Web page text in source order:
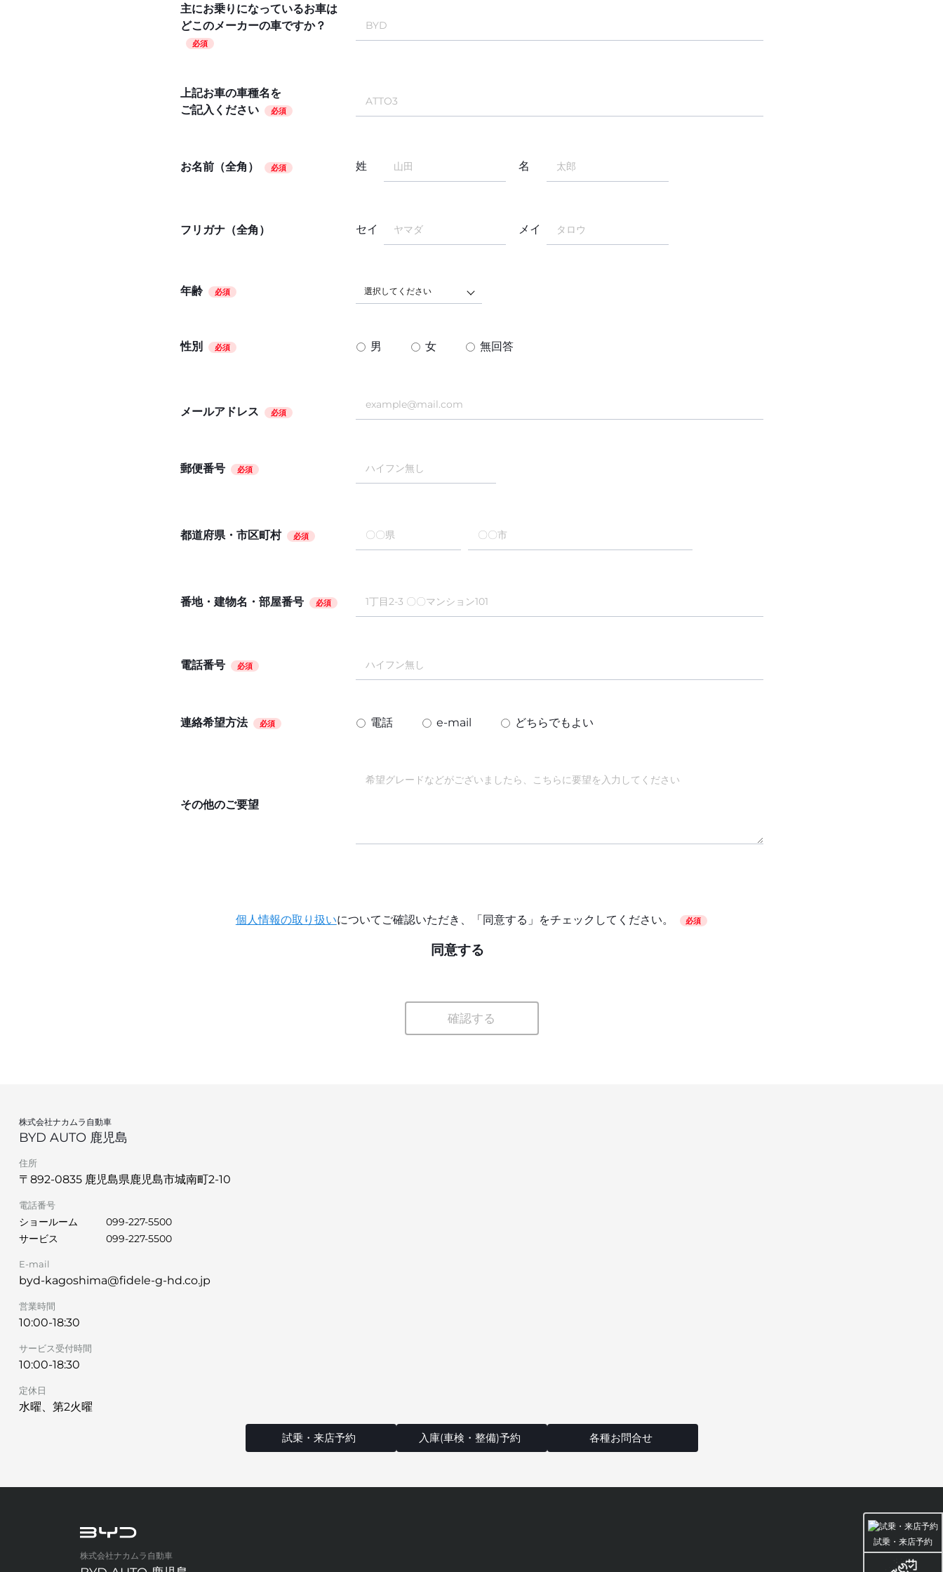
試乗・来店予約
主にお乗りになっているお車は
どこのメーカーの車ですか？
必須
上記お車の車種名を
ご記入ください
必須
お名前（全角） 必須 姓 名
フリガナ（全角） セイ メイ
年齢 必須 選択してください
性別 必須 男 女 無回答
メールアドレス 必須
郵便番号 必須
都道府県・市区町村 必須
番地・建物名・部屋番号 必須
電話番号 必須
連絡希望方法 必須 電話 e-mail どちらでもよい
その他のご要望
個人情報の取り扱いについてご確認いただき、「同意する」をチェックしてください。 必須
同意する
確認する
株式会社ナカムラ自動車
BYD AUTO 鹿児島
住所
〒892-0835 鹿児島県鹿児島市城南町2-10
電話番号
ショールーム
099-227-5500
サービス
099-227-5500
E-mail
byd-kagoshima@fidele-g-hd.co.jp
営業時間
10:00-18:30
サービス受付時間
10:00-18:30
定休日
水曜、第2火曜
試乗・来店予約 入庫(車検・整備)予約 各種お問合せ
株式会社ナカムラ自動車